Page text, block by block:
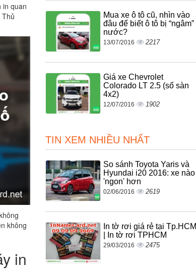
in quan
không
in
Mua xe ô tô cũ, nhìn vào
đâu để biết ô tô bị “ngâm”
nước?
13/07/2016 2217
Giá xe Chevrolet
Colorado LT 2.5 (số sàn
4x2)
12/07/2016 1902
TIN XEM NHIỀU NHẤT
So sánh Toyota Yaris và
Hyundai i20 2016: xe nào
'ngon' hơn
02/06/2016 2619
In tờ rơi giá rẻ tại Tp.HCM
| In tờ rơi TPHCM
29/03/2016 2475